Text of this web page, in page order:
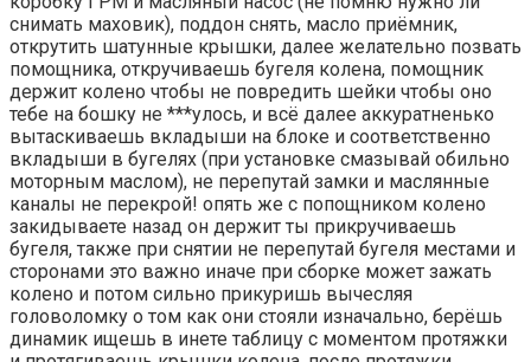
снимать маховик), поддон снять, масло приёмник,
открутить шатунные крышки, далее желательно позвать
помощника, откручиваешь бугеля колена, помощник
держит колено чтобы не повредить шейки чтобы оно
тебе на бошку не ***улось, и всё далее аккуратненько
вытаскиваешь вкладыши на блоке и соответственно
вкладыши в бугелях (при установке смазывай обильно
моторным маслом), не перепутай замки и маслянные
каналы не перекрой! опять же с попощником колено
закидываете назад он держит ты прикручиваешь
бугеля, также при снятии не перепутай бугеля местами и
сторонами это важно иначе при сборке может зажать
колено и потом сильно прикуришь вычесляя
головоломку о том как они стояли изначально, берёшь
динамик ищешь в инете таблицу с моментом протяжки